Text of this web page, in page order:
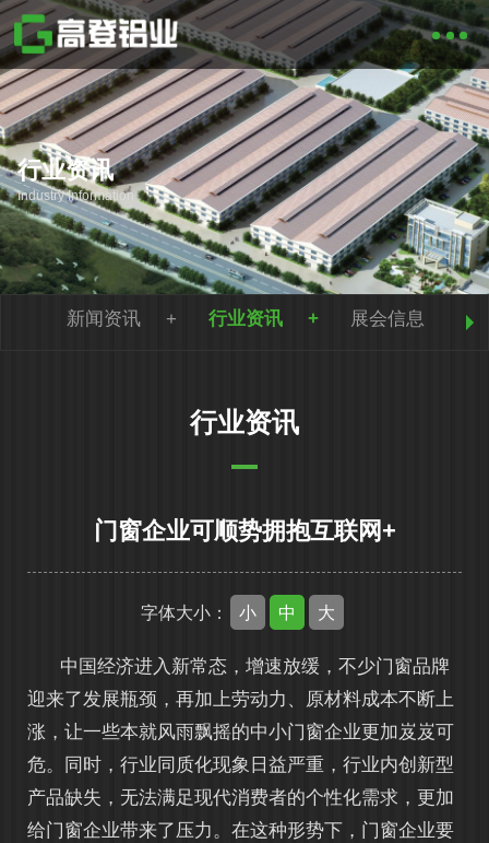
行业资讯
Industry Information
新闻资讯 行业资讯 展会信息
行业资讯
门窗企业可顺势拥抱互联网+
字体大小： 小 中 大
中国经济进入新常态，增速放缓，不少门窗品牌
迎来了发展瓶颈，再加上劳动力、原材料成本不断上
涨，让一些本就风雨飘摇的中小门窗企业更加岌岌可
危。同时，行业同质化现象日益严重，行业内创新型
产品缺失，无法满足现代消费者的个性化需求，更加
给门窗企业带来了压力。在这种形势下，门窗企业要